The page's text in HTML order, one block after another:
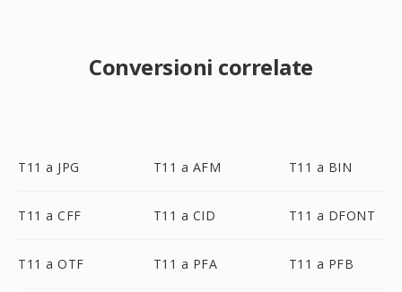
Conversioni correlate
T11 a JPG T11 a AFM T11 a BIN
T11 a CFF T11 a CID T11 a DFONT
T11 a OTF T11 a PFA T11 a PFB